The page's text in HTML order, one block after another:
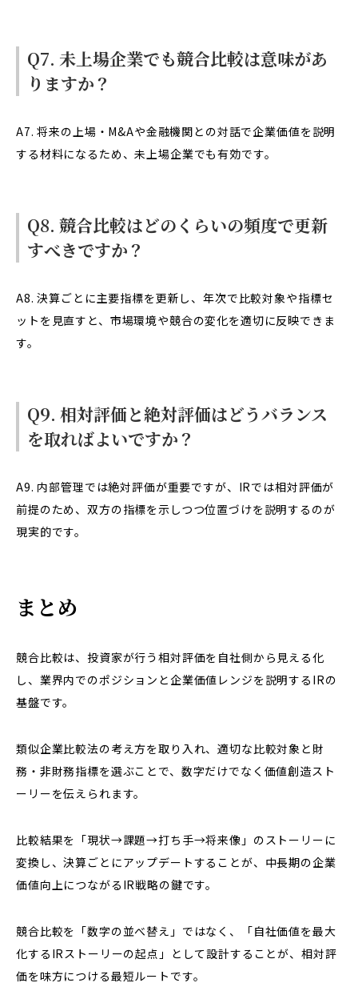
Q7. 未上場企業でも競合比較は意味があ
りますか？
A7. 将来の上場・M&Aや金融機関との対話で企業価値を説明
する材料になるため、未上場企業でも有効です。
Q8. 競合比較はどのくらいの頻度で更新
すべきですか？
A8. 決算ごとに主要指標を更新し、年次で比較対象や指標セ
ットを見直すと、市場環境や競合の変化を適切に反映できま
す。
Q9. 相対評価と絶対評価はどうバランス
を取ればよいですか？
A9. 内部管理では絶対評価が重要ですが、IRでは相対評価が
前提のため、双方の指標を示しつつ位置づけを説明するのが
現実的です。
まとめ
競合比較は、投資家が行う相対評価を自社側から見える化
し、業界内でのポジションと企業価値レンジを説明するIRの
基盤です。
類似企業比較法の考え方を取り入れ、適切な比較対象と財
務・非財務指標を選ぶことで、数字だけでなく価値創造スト
ーリーを伝えられます。
比較結果を「現状→課題→打ち手→将来像」のストーリーに
変換し、決算ごとにアップデートすることが、中長期の企業
価値向上につながるIR戦略の鍵です。
競合比較を「数字の並べ替え」ではなく、「自社価値を最大
化するIRストーリーの起点」として設計することが、相対評
価を味方につける最短ルートです。